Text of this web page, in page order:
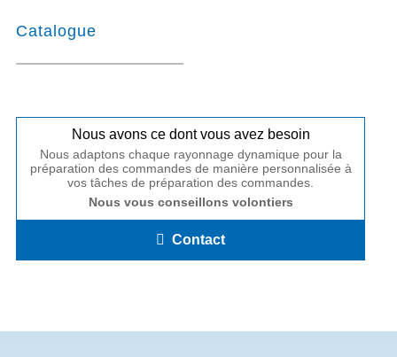
Catalogue
Nous avons ce dont vous avez besoin
Nous adaptons chaque rayonnage dynamique pour la
préparation des commandes de manière personnalisée à
vos tâches de préparation des commandes.
Nous vous conseillons volontiers
Contact